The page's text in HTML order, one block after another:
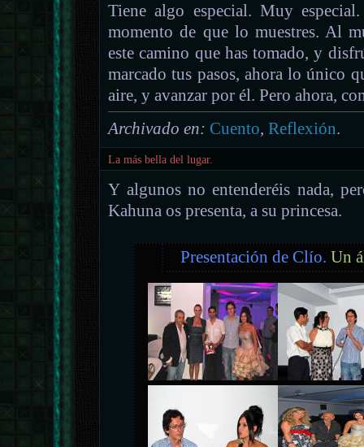
Tiene algo especial. Muy
momento de que lo muestres. Al
este camino que has tomado, y
marcado tus pasos, ahora lo único
aire, y avanzar por él. Pero ahora,
Archivado en: Cuento,Reflexión.
La más bella del lugar.
Y algunos no entenderéis nada,
Kahuna os presenta, a su princesa.
Presentación de Clío. Un